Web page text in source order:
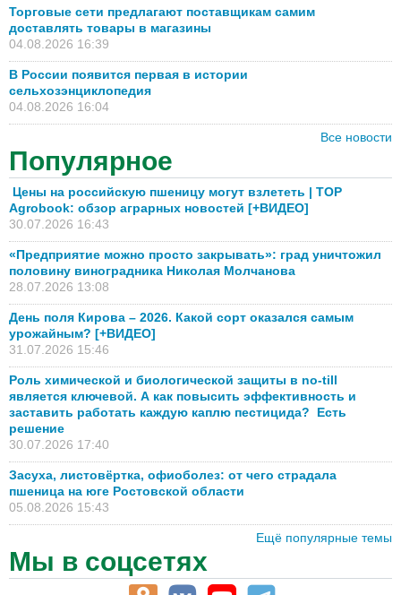
Торговые сети предлагают поставщикам самим
доставлять товары в магазины
04.08.2026 16:39
В России появится первая в истории
сельхозэнциклопедия
04.08.2026 16:04
Все новости
Популярное
Цены на российскую пшеницу могут взлететь | TOP
Agrobook: обзор аграрных новостей [+ВИДЕО]
30.07.2026 16:43
«Предприятие можно просто закрывать»: град уничтожил
половину виноградника Николая Молчанова
28.07.2026 13:08
День поля Кирова – 2026. Какой сорт оказался самым
урожайным? [+ВИДЕО]
31.07.2026 15:46
Роль химической и биологической защиты в no-till
является ключевой. А как повысить эффективность и
заставить работать каждую каплю пестицида? Есть
решение
30.07.2026 17:40
Засуха, листовёртка, офиоболез: от чего страдала
пшеница на юге Ростовской области
05.08.2026 15:43
Ещё популярные темы
Мы в соцсетях